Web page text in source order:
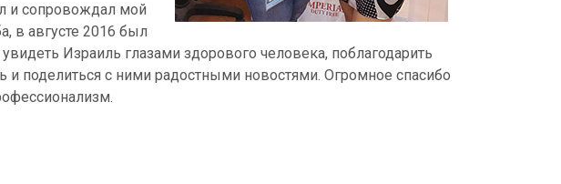
и сопровождал мой
в августе 2016 был
Израиль глазами здорового человека, поблагодарить
поделиться с ними радостными новостями. Огромное спасибо